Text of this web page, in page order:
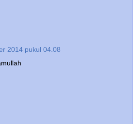
2014 pukul 04.08